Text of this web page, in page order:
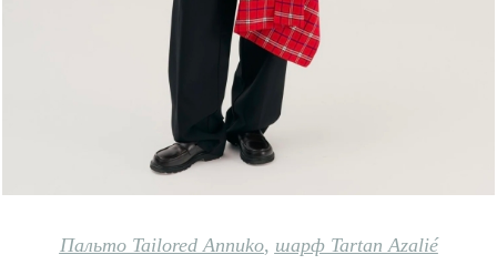
Пальто Tailored Annuko, шарф Tartan Azalié